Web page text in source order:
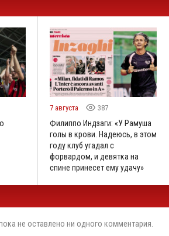
7 августа 387
Филиппо Индзаги: «У Рамуша
голы в крови. Надеюсь, в этом
году клуб угадал с
форвардом, и девятка на
спине принесет ему удачу»
не оставлено ни одного комментария.